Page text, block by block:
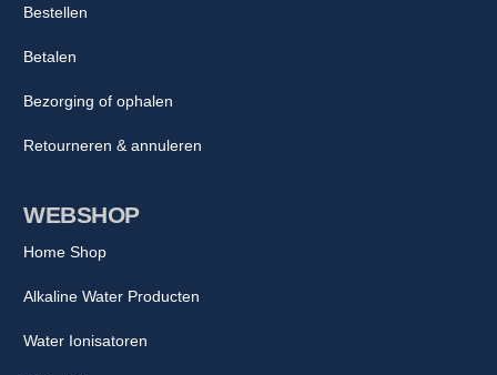
WEBSHOP
Home Shop
Alkaline Water Producten
Water Ionisatoren
Bestellen
Betalen
Bezorging of ophalen
Retourneren & annuleren